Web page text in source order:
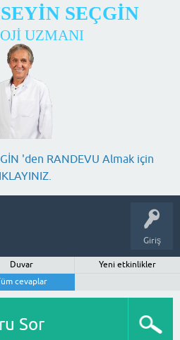
SEÇGİN
UZMANI
'den RANDEVU Almak için
Giriş
Duvar
Yeni etkinlikler
cevaplar
Sor